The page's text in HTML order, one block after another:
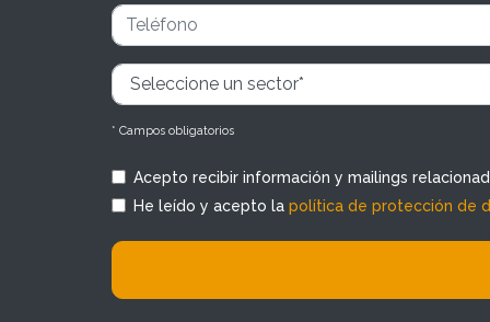
* Campos obligatorios
Acepto recibir información y mailings
He leído y acepto la política de protección de